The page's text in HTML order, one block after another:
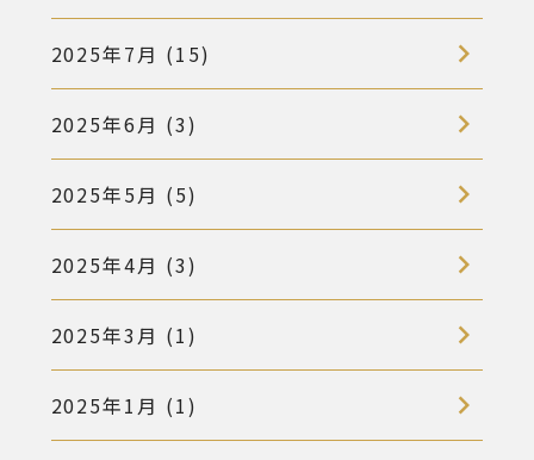
2025年7月 (15)
2025年6月 (3)
2025年5月 (5)
2025年4月 (3)
2025年3月 (1)
2025年1月 (1)